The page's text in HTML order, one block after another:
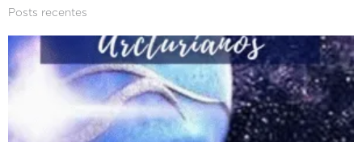
Posts recentes